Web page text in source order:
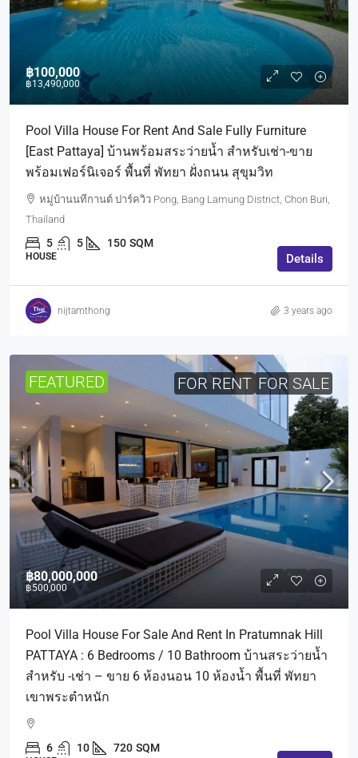
฿100,000
฿13,490,000
Pool Villa House For Rent And Sale Fully Furniture
[East Pattaya] บ้านพร้อมสระว่ายน้ำ สำหรับเช่า-ขาย
พร้อมเฟอร์นิเจอร์ พื้นที่ พัทยา ฝั่งถนน สุขุมวิท
หมู่บ้านนทีกานต์ ปาร์ควิว Pong, Bang Lamung District, Chon Buri,
Thailand
5 5 150 SQM
HOUSE Details
nijtamthong 3 years ago
FEATURED FOR RENT FOR SALE
฿80,000,000
฿500,000
Pool Villa House For Sale And Rent In Pratumnak Hill
PATTAYA : 6 Bedrooms / 10 Bathroom บ้านสระว่ายน้ำ
สำหรับ -เช่า – ขาย 6 ห้องนอน 10 ห้องน้ำ พื้นที่ พัทยา
เขาพระตำหนัก
6 10 720 SQM